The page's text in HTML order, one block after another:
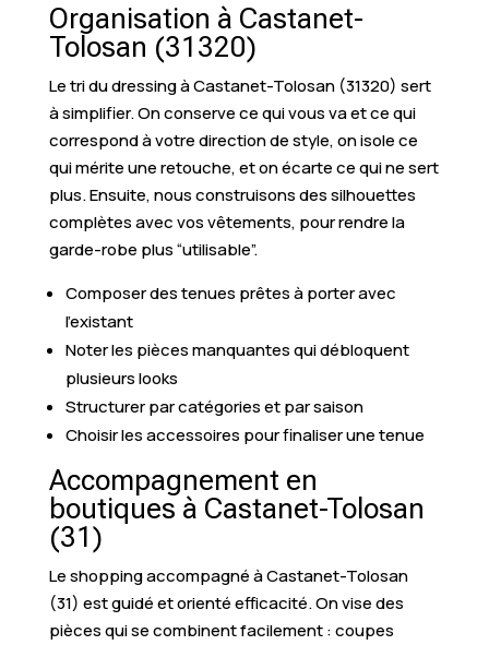
Organisation à Castanet-
Tolosan (31320)
Le tri du dressing à Castanet-Tolosan (31320) sert
à simplifier. On conserve ce qui vous va et ce qui
correspond à votre direction de style, on isole ce
qui mérite une retouche, et on écarte ce qui ne sert
plus. Ensuite, nous construisons des silhouettes
complètes avec vos vêtements, pour rendre la
garde-robe plus “utilisable”.
Composer des tenues prêtes à porter avec
l’existant
Noter les pièces manquantes qui débloquent
plusieurs looks
Structurer par catégories et par saison
Choisir les accessoires pour finaliser une tenue
Accompagnement en
boutiques à Castanet-Tolosan
(31)
Le shopping accompagné à Castanet-Tolosan
(31) est guidé et orienté efficacité. On vise des
pièces qui se combinent facilement : coupes